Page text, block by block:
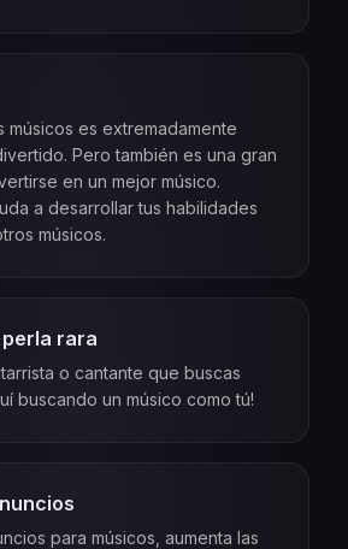
músicos es extremadamente
Pero también es una gran
en un mejor músico.
a desarrollar tus habilidades
músicos.
rara
o cantante que buscas
buscando un músico como tú!
para músicos, aumenta las